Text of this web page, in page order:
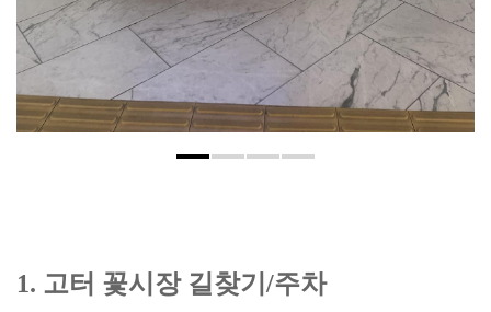
1. 고터 꽃시장 길찾기/주차